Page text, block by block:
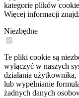
kategorie plików
Więcej informacji
Niezbędne
Te pliki cookie są
wyłączyć w naszych
działania
lub wypełnianie
żadnych danych